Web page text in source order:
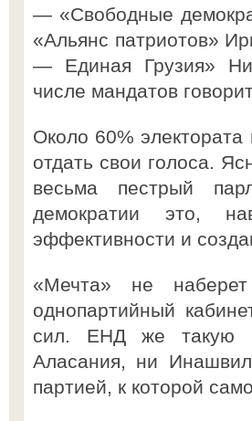
— «Свободные
«Альянс патриотов»
— Единая Грузия»
числе мандатов
Около 60%
отдать свои голоса.
весьма пестрый
демократии это,
эффективности и
«Мечта» не
однопартийный
сил. ЕНД же такую
Аласания, ни
партией, к которой